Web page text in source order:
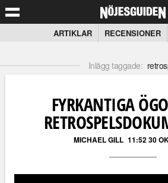
ARTIKLAR RECENSIONER
Inlägg taggade:
FYRKANTIGA
MICHAEL GILL 11:52 30